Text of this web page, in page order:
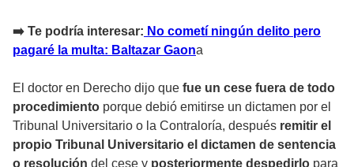
➡️ Te podría interesar: No cometí ningún delito pero
pagaré la multa: Baltazar Gaona
El doctor en Derecho dijo que fue un cese fuera de todo
procedimiento porque debió emitirse un dictamen por el
Tribunal Universitario o la Contraloría, después remitir el
propio Tribunal Universitario el dictamen de sentencia
o resolución del cese y posteriormente despedirlo para